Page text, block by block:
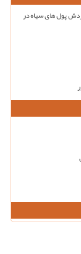
پول های سیاه در